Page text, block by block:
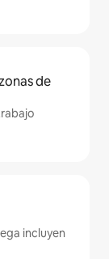
de
incluyen